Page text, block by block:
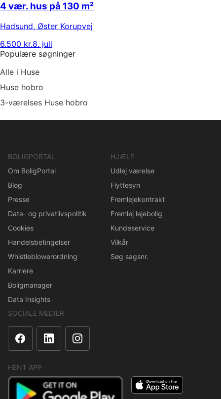
4 vær. hus på 130 m²
Hadsund, Øster Korupvej
6.500 kr.8. juli
Populære søgninger
Alle i Huse
Huse hobro
3-værelses Huse hobro
BOLIGPORTAL
Om BoligPortal
Blog
Presse
Data- og privatlivspolitik
Cookies
Handelsbetingelser
Whistleblowerordning
Karriere
Boligmanager
Data Insights
HJÆLP
Udlej værelse
Flyttesyn
Fremlejekontrakt
Fremlej lejebolig
Kundeservice
Vilkår
Søg sagsnr.
SOCIALE MEDIER
HENT APP